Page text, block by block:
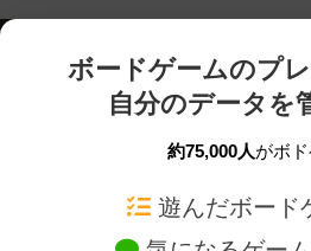
ボードゲームのプ
自分のデータを
約75,000人がボ
遊んだボード